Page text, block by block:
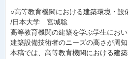
○高等教育機関における建築環境・設
/日本大学 宮城聡
高等教育機関の建築を学ぶ学生にお
建築設備技術者のニーズの高さが周
本稿では、高等教育機関における建